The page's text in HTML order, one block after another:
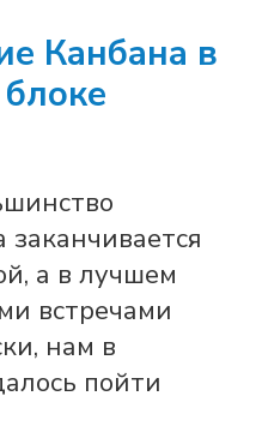
Канбана в
а в лучшем
встречами
нам в
пойти